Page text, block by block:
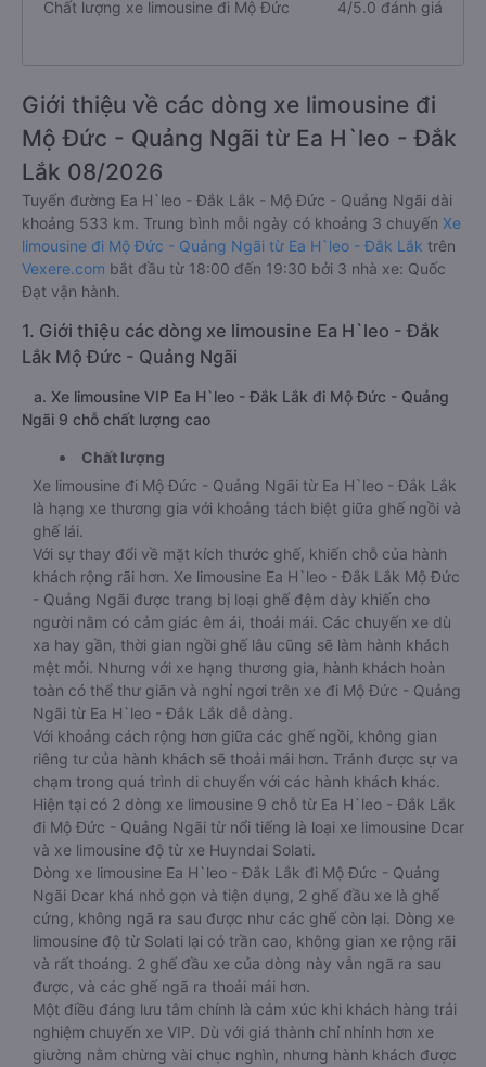
Chất lượng xe limousine đi Mộ Đức 4/5.0 đánh giá
Giới thiệu về các dòng xe limousine đi
Mộ Đức - Quảng Ngãi từ Ea H`leo - Đắk
Lắk 08/2026
Tuyến đường Ea H`leo - Đắk Lắk - Mộ Đức - Quảng Ngãi dài
khoảng 533 km. Trung bình mỗi ngày có khoảng 3 chuyến Xe
limousine đi Mộ Đức - Quảng Ngãi từ Ea H`leo - Đắk Lắk trên
Vexere.com bắt đầu từ 18:00 đến 19:30 bởi 3 nhà xe: Quốc
Đạt vận hành.
1. Giới thiệu các dòng xe limousine Ea H`leo - Đắk
Lắk Mộ Đức - Quảng Ngãi
a. Xe limousine VIP Ea H`leo - Đắk Lắk đi Mộ Đức - Quảng
Ngãi 9 chỗ chất lượng cao
Chất lượng
Xe limousine đi Mộ Đức - Quảng Ngãi từ Ea H`leo - Đắk Lắk
là hạng xe thương gia với khoảng tách biệt giữa ghế ngồi và
ghế lái.
Với sự thay đổi về mặt kích thước ghế, khiến chỗ của hành
khách rộng rãi hơn. Xe limousine Ea H`leo - Đắk Lắk Mộ Đức
- Quảng Ngãi được trang bị loại ghế đệm dày khiến cho
người nằm có cảm giác êm ái, thoải mái. Các chuyến xe dù
xa hay gần, thời gian ngồi ghế lâu cũng sẽ làm hành khách
mệt mỏi. Nhưng với xe hạng thương gia, hành khách hoàn
toàn có thể thư giãn và nghỉ ngơi trên xe đi Mộ Đức - Quảng
Ngãi từ Ea H`leo - Đắk Lắk dễ dàng.
Với khoảng cách rộng hơn giữa các ghế ngồi, không gian
riêng tư của hành khách sẽ thoải mái hơn. Tránh được sự va
chạm trong quá trình di chuyển với các hành khách khác.
Hiện tại có 2 dòng xe limousine 9 chỗ từ Ea H`leo - Đắk Lắk
đi Mộ Đức - Quảng Ngãi từ nổi tiếng là loại xe limousine Dcar
và xe limousine độ từ xe Huyndai Solati.
Dòng xe limousine Ea H`leo - Đắk Lắk đi Mộ Đức - Quảng
Ngãi Dcar khá nhỏ gọn và tiện dụng, 2 ghế đầu xe là ghế
cứng, không ngã ra sau được như các ghế còn lại. Dòng xe
limousine độ từ Solati lại có trần cao, không gian xe rộng rãi
và rất thoáng. 2 ghế đầu xe của dòng này vẫn ngã ra sau
được, và các ghế ngã ra thoải mái hơn.
Một điều đáng lưu tâm chính là cảm xúc khi khách hàng trải
nghiệm chuyến xe VIP. Dù với giá thành chỉ nhỉnh hơn xe
giường nằm chừng vài chục nghìn, nhưng hành khách được